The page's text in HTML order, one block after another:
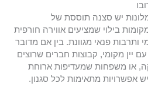
יש סצנה תוססת של
בילוי שמציעים אווירה חורפית
ותרבות פנאי מגוונת. בין אם מדובר
יין מקומי, קבוצות חברים שרוצים
או משפחות שמעדיפות ארוחת
אפשרויות מתאימות לכל סגנון.